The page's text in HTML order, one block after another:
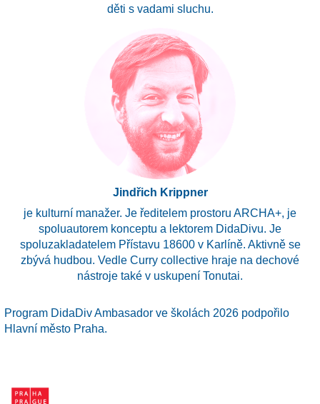
děti s vadami sluchu.
Jindřich Krippner
je kulturní manažer. Je ředitelem prostoru ARCHA+, je
spoluautorem konceptu a lektorem DidaDivu. Je
spoluzakladatelem Přístavu 18600 v Karlíně. Aktivně se
zbývá hudbou. Vedle Curry collective hraje na dechové
nástroje také v uskupení Tonutai.
Program DidaDiv Ambasador ve školách 2026 podpořilo
Hlavní město Praha.